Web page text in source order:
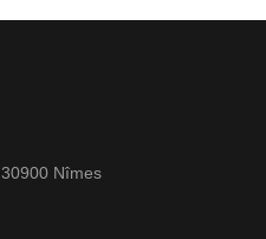
30900 Nîmes